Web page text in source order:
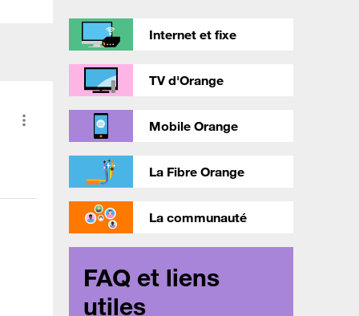
Internet et fixe
TV d'Orange
Mobile Orange
La Fibre Orange
La communauté
FAQ et liens
utiles